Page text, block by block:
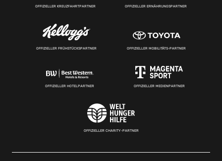
OFFIZIELLER KREUZFAHRTPARTNER OFFIZIELLER ERNÄHRUNGSPARTNER
OFFIZIELLER FRÜHSTÜCKSPARTNER OFFIZIELLER MOBILITÄTS-PARTNER
OFFIZIELLER HOTELPARTNER OFFIZIELLER MEDIENPARTNER
OFFIZIELLER CHARITY-PARTNER